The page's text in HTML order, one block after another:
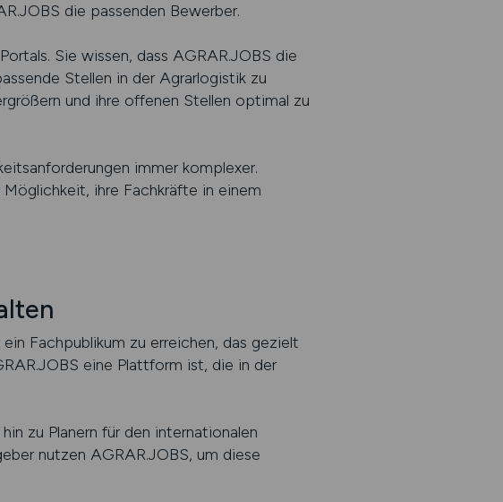
die passenden Bewerber.
Sie wissen, dass AGRAR.JOBS die
Stellen in der Agrarlogistik zu
und ihre offenen Stellen optimal zu
immer komplexer.
ihre Fachkräfte in einem
Fachpublikum zu erreichen, das gezielt
eine Plattform ist, die in der
zu Planern für den internationalen
nutzen AGRAR.JOBS, um diese